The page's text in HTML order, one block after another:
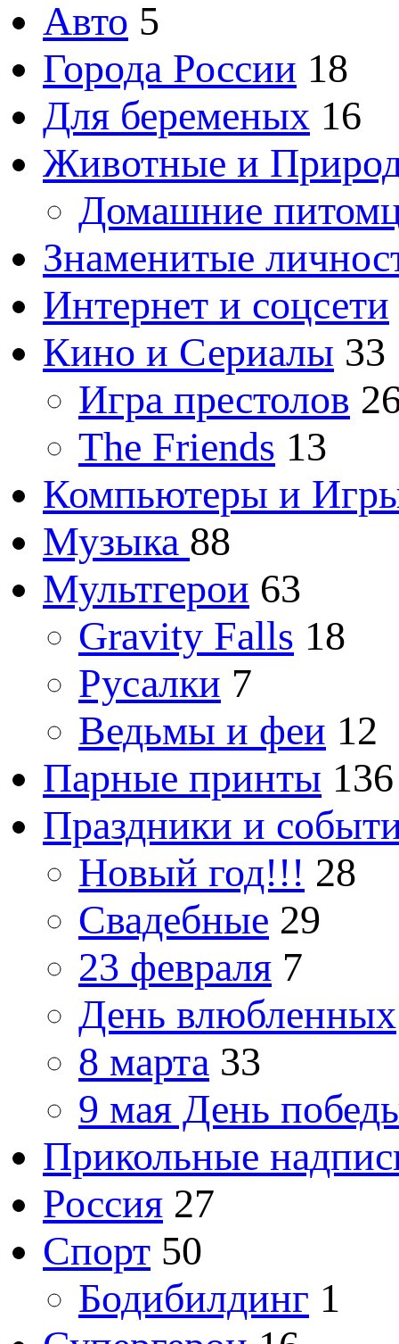
Авто 5
Города России 18
Для беременых 16
Животные и
Домашние
Знаменитые
Интернет и соцсети
Кино и Сериалы 33
Игра престолов
The Friends 13
Компьютеры и
Музыка 88
Мультгерои 63
Gravity Falls 18
Русалки 7
Ведьмы и феи 12
Парные принты 136
Праздники и
Новый год!!! 28
Свадебные 29
23 февраля 7
День влюбленных
8 марта 33
9 мая День
Прикольные
Россия 27
Спорт 50
Бодибилдинг 1